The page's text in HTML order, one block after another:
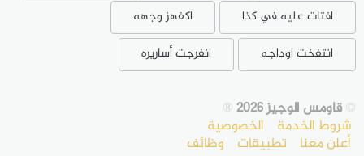
افتات عليه في كذا
اكفهز وجهه
انتفخت اوداجه
انفرجت أساريره
©قاومس الوجيز 2026 ®
شروط الخدمة الخصوصية
أعلن معنا تطبيقات وظائف